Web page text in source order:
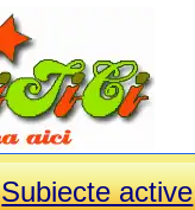
Subiecte active